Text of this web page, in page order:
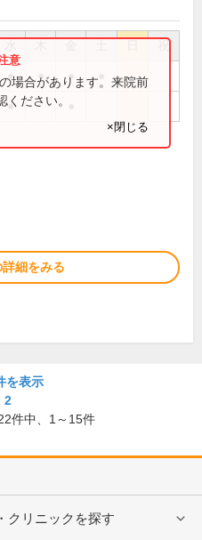
祝
● ● ●
●
場合があります。来院前
ださい。
×閉じる
細をみる
を表示
2
件中、 1～15件
クリニックを探す